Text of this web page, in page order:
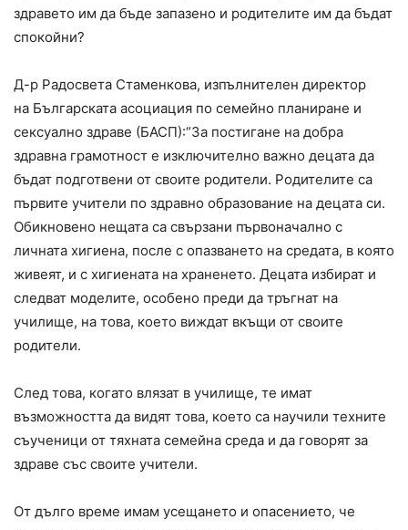
здравето им да бъде запазено и родителите им да бъдат
спокойни?
Д-р Радосвета Стаменкова, изпълнителен директор
на Българската асоциация по семейно планиране и
сексуално здраве (БАСП):“За постигане на добра
здравна грамотност е изключително важно децата да
бъдат подготвени от своите родители. Родителите са
първите учители по здравно образование на децата си.
Обикновено нещата са свързани първоначално с
личната хигиена, после с опазването на средата, в която
живеят, и с хигиената на храненето. Децата избират и
следват моделите, особено преди да тръгнат на
училище, на това, което виждат вкъщи от своите
родители.
След това, когато влязат в училище, те имат
възможността да видят това, което са научили техните
съученици от тяхната семейна среда и да говорят за
здраве със своите учители.
От дълго време имам усещането и опасението, че